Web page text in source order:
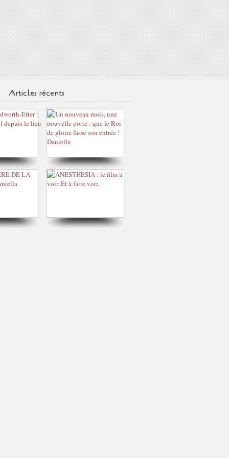
Articles récents